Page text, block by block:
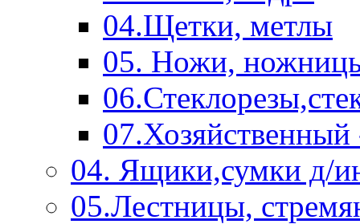
04.Щетки, метлы
05. Ножи,
07.Хозяйственный
04. Ящики,сумки д/
05.Лестницы,